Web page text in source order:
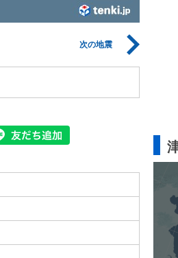
次の地震